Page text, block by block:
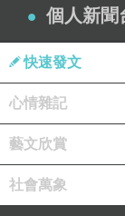
著「假裝發
個聲音被以
由、要我們
我們去想、它
4、這是胡士
個人新聞
快速發文
心情雜記
藝文欣賞
社會萬象